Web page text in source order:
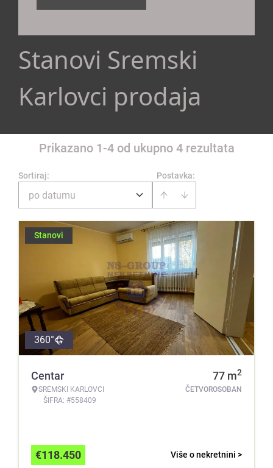
Stanovi Sremski
Karlovci prodaja
Prikazano 1-4 od ukupno 4 rezultata
Postavka:
Sortiraj:
po datumu
Stanovi
360°
Centar
SREMSKI KARLOVCI
ŠIFRA: #558409
77 m2
ČETVOROSOBAN
Više o nekretnini >
€118.450